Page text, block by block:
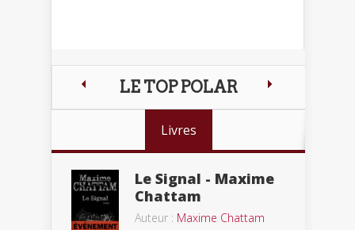
LE TOP POLAR
Livres
Le Signal - Maxime
Chattam
Auteur : Maxime Chattam